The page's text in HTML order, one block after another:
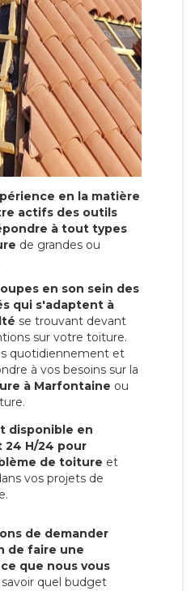
en la matière
actifs des outils
à tout types
de grandes ou
en son sein des
qui s'adaptent à
se trouvant devant
sur votre toiture.
quotidiennement et
à vos besoins sur la
à Marfontaine ou
disponible en
24 H/24 pour
de toiture et
vos projets de
de demander
de faire une
que nous vous
quel budget